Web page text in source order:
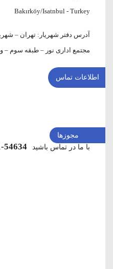
Bakırköy/Isatnbul - Turkey
آدرس دفتر شهریار:
مجتمع اداری نور – طبقه سوم – واحد 12
اطلاعات تماس
با ما در تماس باشید 54634-021
مجوزها